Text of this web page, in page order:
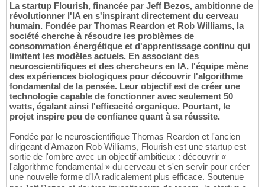
La startup Flourish, financée par Jeff Bezos, ambitionne de
révolutionner l'IA en s'inspirant directement du cerveau
humain. Fondée par Thomas Reardon et Rob Williams, la
société cherche à résoudre les problèmes de
consommation énergétique et d'apprentissage continu qui
limitent les modèles actuels. En associant des
neuroscientifiques et des chercheurs en IA, l'équipe mène
des expériences biologiques pour découvrir l'algorithme
fondamental de la pensée. Leur objectif est de créer une
technologie capable de fonctionner avec seulement 50
watts, égalant ainsi l'efficacité organique. Pourtant, le
projet inspire peu de confiance quant à sa réussite.
Fondée par le neuroscientifique Thomas Reardon et l'ancien
dirigeant d'Amazon Rob Williams, Flourish est une startup est
sortie de l'ombre avec un objectif ambitieux : découvrir «
l'algorithme fondamental » du cerveau et s'en servir pour créer
une nouvelle forme d'IA radicalement plus efficace. Soutenue